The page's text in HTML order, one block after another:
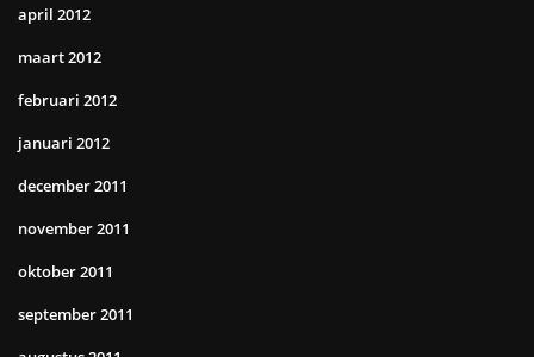
april 2012
maart 2012
februari 2012
januari 2012
december 2011
november 2011
oktober 2011
september 2011